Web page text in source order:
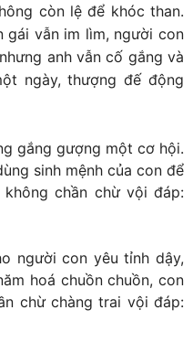
còn lệ để khóc than.
gái vẫn im lìm, người con
anh vẫn cố gắng và
ngày, thượng đế động
gắng gượng một cơ hội.
sinh mệnh của con để
không chần chừ vội đáp:
người con yêu tỉnh dậy,
hoá chuồn chuồn, con
chừ chàng trai vội đáp: